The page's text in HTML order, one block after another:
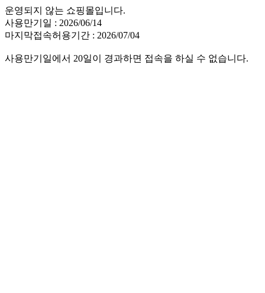
운영되지 않는 쇼핑몰입니다.
사용만기일 : 2026/06/14
마지막접속허용기간 : 2026/07/04
사용만기일에서 20일이 경과하면 접속을 하실 수 없습니다.